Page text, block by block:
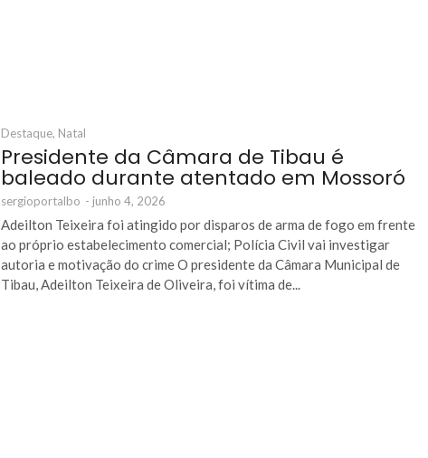
Destaque, Natal
Presidente da Câmara de Tibau é
baleado durante atentado em Mossoró
sergioportalbo - junho 4, 2026
Adeilton Teixeira foi atingido por disparos de arma de fogo em frente
ao próprio estabelecimento comercial; Polícia Civil vai investigar
autoria e motivação do crime O presidente da Câmara Municipal de
Tibau, Adeilton Teixeira de Oliveira, foi vítima de...